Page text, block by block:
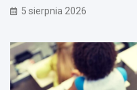
5 sierpnia 2026